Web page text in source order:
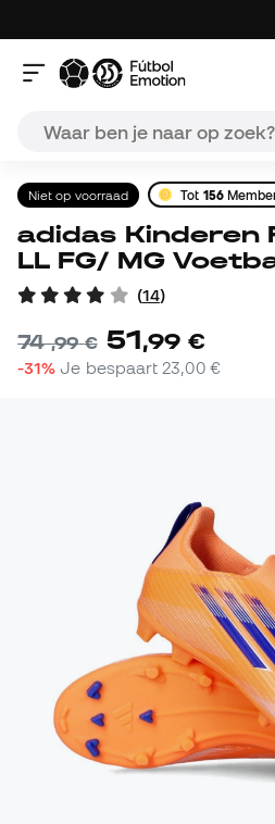
Niet op voorraad Tot 156
adidas Kinderen F50 League
LL FG/ MG
(14)
74,99 € 51,99 €
-31% Je bespaart 23,00 €